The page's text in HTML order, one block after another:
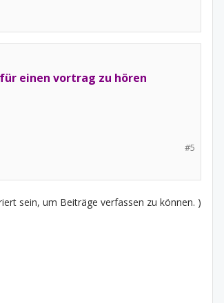
einen vortrag zu hören
#5
sein, um Beiträge verfassen zu können. )